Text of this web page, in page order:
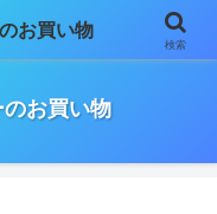
事には広告が含まれます。
お買い物
お買い物
検索